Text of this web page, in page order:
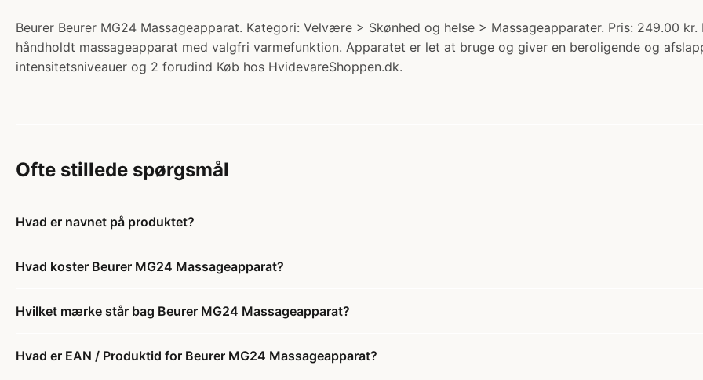
Beurer Beurer MG24 Massageapparat. Kategori: Velvære > Skønhed og helse > Massageapparater. Pris: 249.00
håndholdt massageapparat med valgfri varmefunktion. Apparatet er let at bruge og giver en beroligende og
intensitetsniveauer og 2 forudind Køb hos HvidevareShoppen.dk.
Ofte stillede spørgsmål
Hvad er navnet på produktet?
Hvad koster Beurer MG24 Massageapparat?
Hvilket mærke står bag Beurer MG24 Massageapparat?
Hvad er EAN / Produktid for Beurer MG24 Massageapparat?